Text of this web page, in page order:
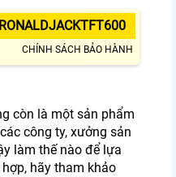
CHÍNH SÁCH BẢO HÀNH
còn là một sản phẩm
công ty, xưởng sản
làm thế nào để lựa
hãy tham khảo